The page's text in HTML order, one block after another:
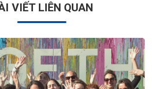
VIẾT LIÊN QUAN